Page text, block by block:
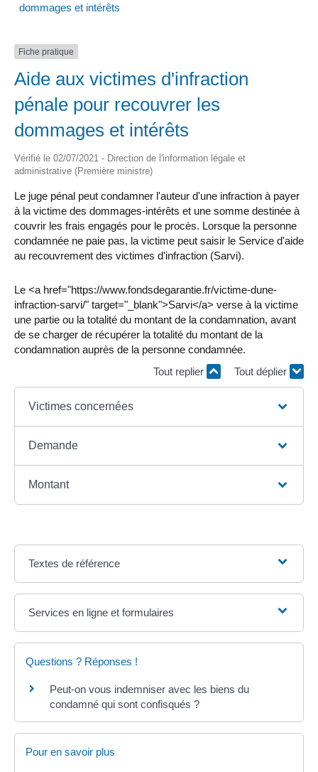
dommages et intérêts
Fiche pratique
Aide aux victimes d'infraction
pénale pour recouvrer les
dommages et intérêts
Vérifié le 02/07/2021 - Direction de l'information légale et
administrative (Première ministre)
Le juge pénal peut condamner l'auteur d'une infraction à payer
à la victime des dommages-intérêts et une somme destinée à
couvrir les frais engagés pour le procès. Lorsque la personne
condamnée ne paie pas, la victime peut saisir le Service d'aide
au recouvrement des victimes d'infraction (Sarvi).
Le <a href="https://www.fondsdegarantie.fr/victime-dune-
infraction-sarvi/" target="_blank">Sarvi</a> verse à la victime
une partie ou la totalité du montant de la condamnation, avant
de se charger de récupérer la totalité du montant de la
condamnation auprès de la personne condamnée.
Tout replier
Tout déplier
Victimes concernées
Demande
Montant
Textes de référence
Services en ligne et formulaires
Questions ? Réponses !
Peut-on vous indemniser avec les biens du
condamné qui sont confisqués ?
Pour en savoir plus